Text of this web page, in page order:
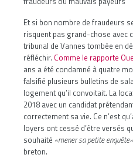
Et si bon nombre de fraudeurs
risquent pas grand-chose avec
tribunal de Vannes tombée en
réfléchir. Comme le rapporte
ans a été condamné à quatre
falsifié plusieurs bulletins de
logement qu’il convoitait. La
2018 avec un candidat
correctement sa vie. Ce n’est
loyers ont cessé d’être versés
souhaité «mener sa petite enquête»
breton.